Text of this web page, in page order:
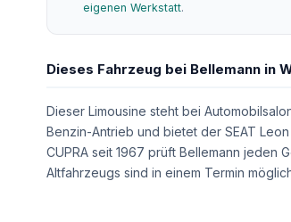
eigenen Werkstatt.
Dieses Fahrzeug bei Bellemann in
Dieser Limousine steht bei
Benzin-Antrieb und bietet der SEAT
CUPRA seit 1967 prüft Bellemann jeden
Altfahrzeugs sind in einem Termin